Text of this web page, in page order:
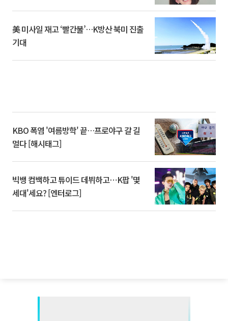
美 미사일 재고 ‘빨간불’…K방산 북미 진출
기대
KBO 폭염 '여름방학' 끝…프로야구 갈 길
멀다 [해시태그]
빅뱅 컴백하고 튜이드 데뷔하고⋯K팝 '몇
세대'세요? [엔터로그]